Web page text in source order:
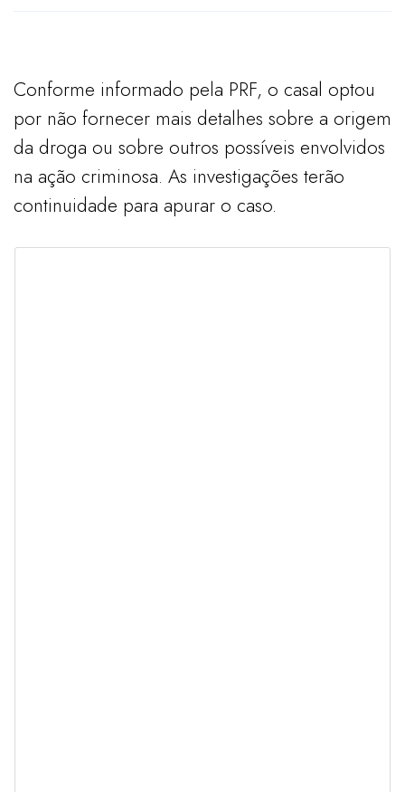
Conforme informado pela PRF, o casal optou
por não fornecer mais detalhes sobre a origem
da droga ou sobre outros possíveis envolvidos
na ação criminosa. As investigações terão
continuidade para apurar o caso.